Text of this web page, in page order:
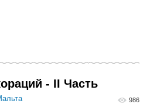
- II Часть
986